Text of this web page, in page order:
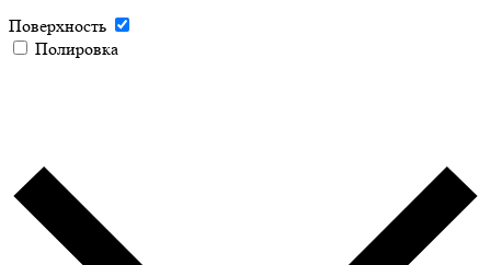
Поверхность
Полировка